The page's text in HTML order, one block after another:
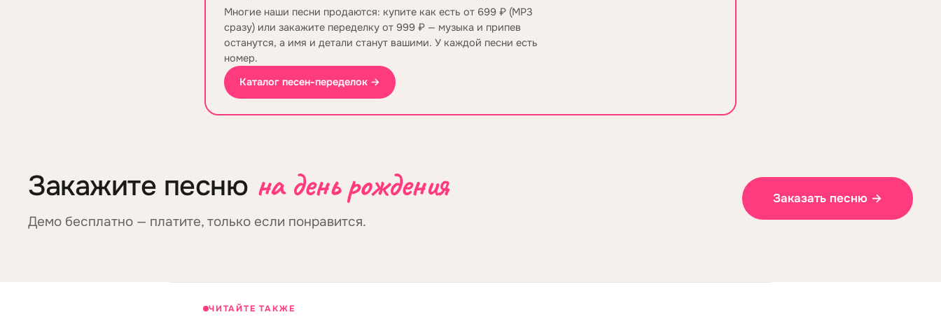
Многие наши песни продаются: купите как есть от 699 ₽ (MP3
сразу) или закажите переделку от 999 ₽ — музыка и припев
останутся, а имя и детали станут вашими. У каждой песни есть
номер.
Каталог песен-переделок →
Закажите песню на день рождения
Демо бесплатно — платите, только если понравится.
Заказать песню →
ЧИТАЙТЕ ТАКЖЕ